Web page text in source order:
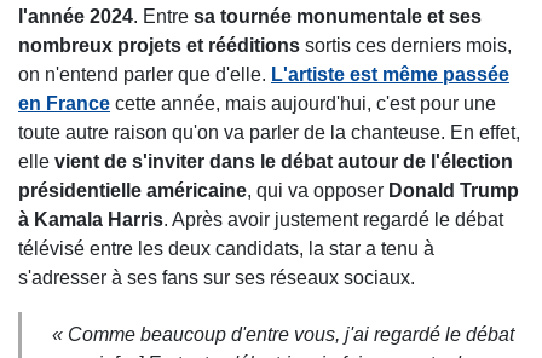
l'année 2024. Entre sa tournée monumentale et ses
nombreux projets et rééditions sortis ces derniers mois,
on n'entend parler que d'elle. L'artiste est même passée
en France cette année, mais aujourd'hui, c'est pour une
toute autre raison qu'on va parler de la chanteuse. En effet,
elle vient de s'inviter dans le débat autour de l'élection
présidentielle américaine, qui va opposer Donald Trump
à Kamala Harris. Après avoir justement regardé le débat
télévisé entre les deux candidats, la star a tenu à
s'adresser à ses fans sur ses réseaux sociaux.
« Comme beaucoup d'entre vous, j'ai regardé le débat